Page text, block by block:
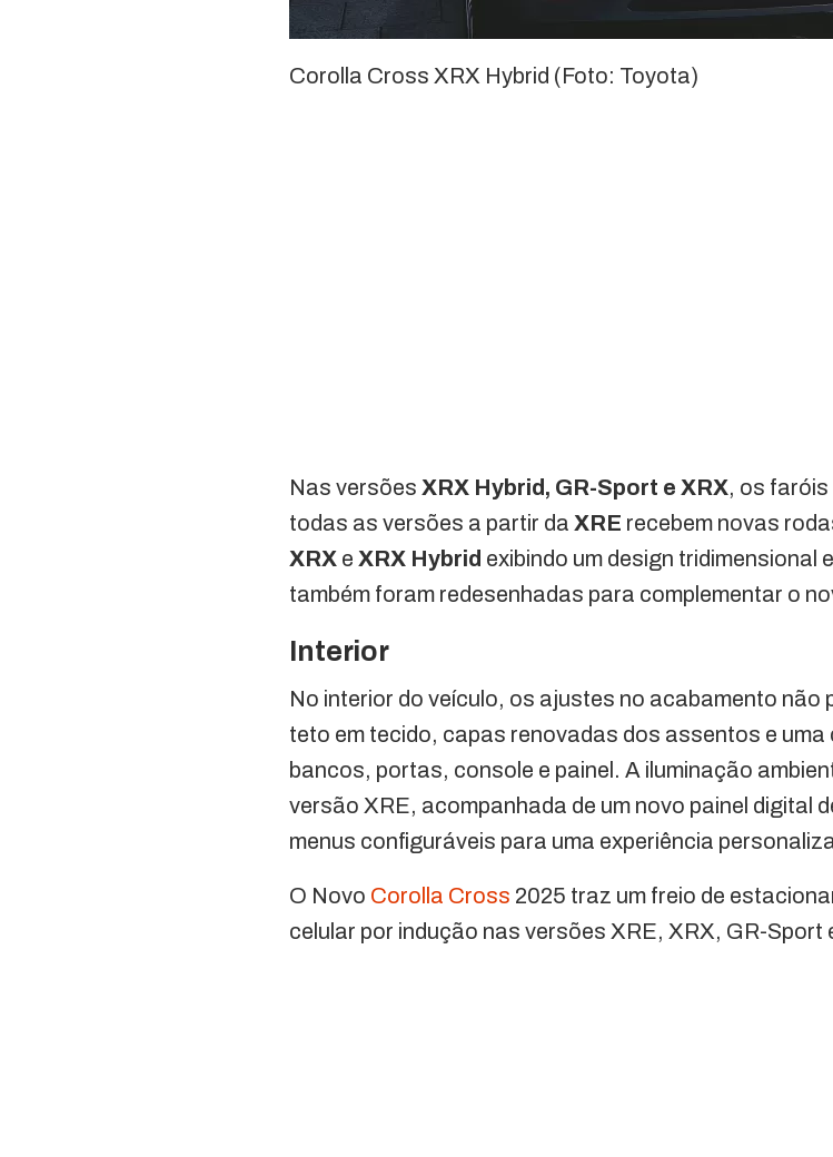
Corolla Cross XRX Hybrid (Foto: Toyota)
Nas versões XRX Hybrid, GR-Sport e XRX, os
todas as versões a partir da XRE recebem novas
XRX e XRX Hybrid exibindo um design
também foram redesenhadas para complementar o
Interior
No interior do veículo, os ajustes no acabamento
teto em tecido, capas renovadas dos assentos e
bancos, portas, console e painel. A iluminação
versão XRE, acompanhada de um novo painel digital
menus configuráveis para uma experiência
O Novo Corolla Cross 2025 traz um freio de
celular por indução nas versões XRE, XRX, GR-Sport